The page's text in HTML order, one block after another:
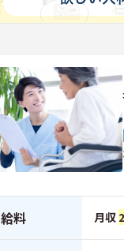
給料 月収